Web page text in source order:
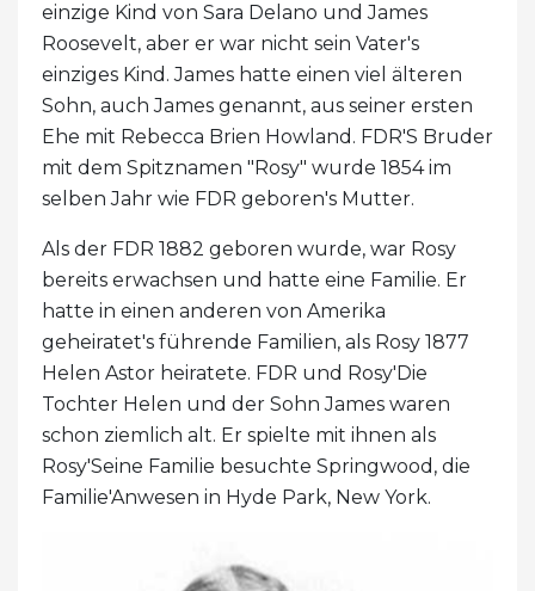
einzige Kind von Sara Delano und James
Roosevelt, aber er war nicht sein Vater's
einziges Kind. James hatte einen viel älteren
Sohn, auch James genannt, aus seiner ersten
Ehe mit Rebecca Brien Howland. FDR'S Bruder
mit dem Spitznamen "Rosy" wurde 1854 im
selben Jahr wie FDR geboren's Mutter.
Als der FDR 1882 geboren wurde, war Rosy
bereits erwachsen und hatte eine Familie. Er
hatte in einen anderen von Amerika
geheiratet's führende Familien, als Rosy 1877
Helen Astor heiratete. FDR und Rosy'Die
Tochter Helen und der Sohn James waren
schon ziemlich alt. Er spielte mit ihnen als
Rosy'Seine Familie besuchte Springwood, die
Familie'Anwesen in Hyde Park, New York.